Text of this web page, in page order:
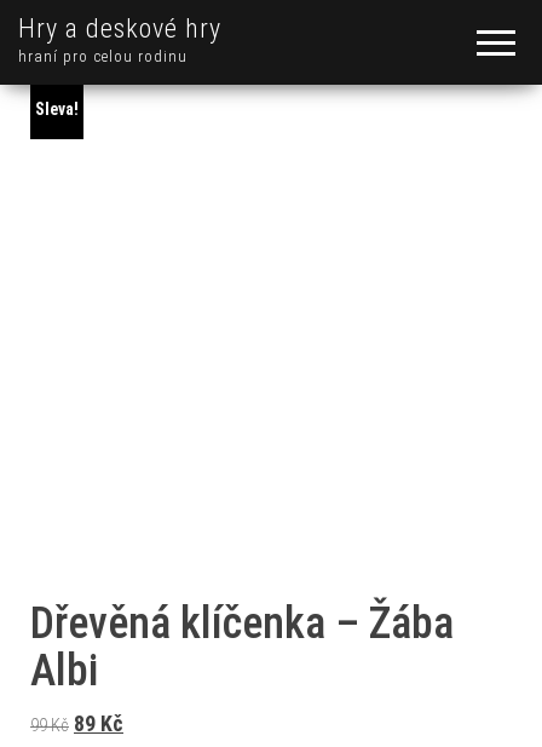
Hry a deskové hry
hraní pro celou rodinu
Sleva!
Dřevěná klíčenka – Žába
Albi
99Kč Původní cena byla: 99 Kč.
89 Kč